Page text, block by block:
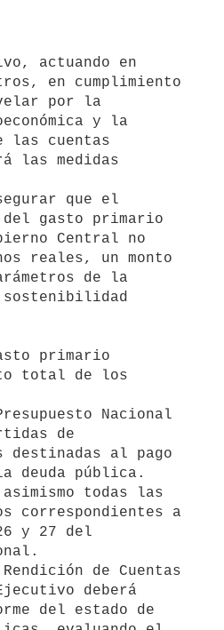
en cumplimiento
por la
y la
las cuentas
las medidas
que el
del gasto primario
Central no
reales, un monto
de la
primario
total de los
Nacional
de
al pago
deuda pública.
todas las
correspondientes a
y 27 del
de Cuentas
deberá
del estado de